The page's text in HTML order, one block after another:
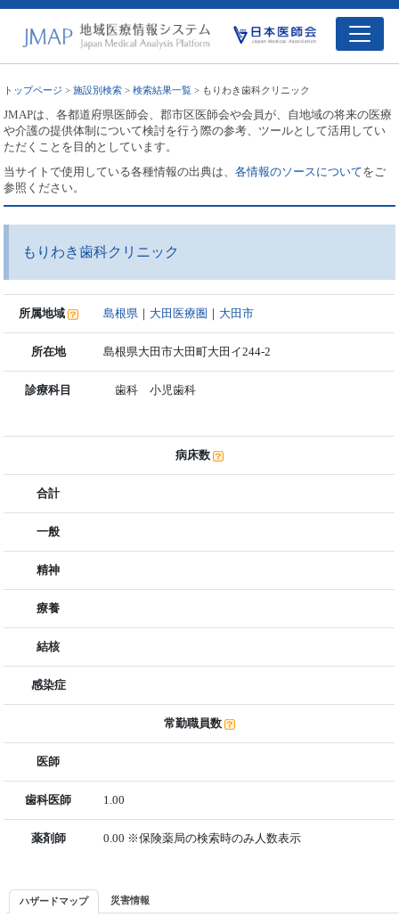
トップページ >施設別検索 >検索結果一覧 > もりわき歯科クリニック
JMAPは、各都道府県医師会、郡市区医師会や会員が、自地域の将来の医療
や介護の提供体制について検討を行う際の参考、ツールとして活用してい
ただくことを目的としています。
当サイトで使用している各種情報の出典は、各情報のソースについてをご
参照ください。
もりわき歯科クリニック
所属地域 島根県 ｜ 大田医療圏 ｜ 大田市
所在地 島根県大田市大田町大田イ244-2
診療科目 歯科 小児歯科
病床数
合計
一般
精神
療養
結核
感染症
常勤職員数
医師
歯科医師 1.00
薬剤師 0.00 ※保険薬局の検索時のみ人数表示
ハザードマップ 災害情報